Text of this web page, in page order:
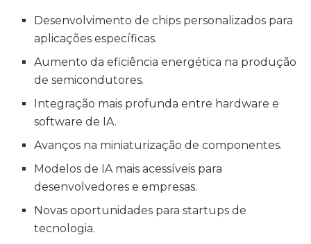
Desenvolvimento de chips personalizados para
aplicações específicas.
Aumento da eficiência energética na produção
de semicondutores.
Integração mais profunda entre hardware e
software de IA.
Avanços na miniaturização de componentes.
Modelos de IA mais acessíveis para
desenvolvedores e empresas.
Novas oportunidades para startups de
tecnologia.